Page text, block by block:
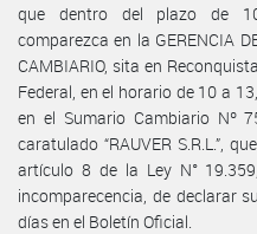
que dentro del plazo de
comparezca en la GERENCIA
CAMBIARIO, sita en
Federal, en el horario de 10 a
en el Sumario Cambiario Nº
caratulado “RAUVER S.R.L.”,
artículo 8 de la Ley N°
incomparecencia, de declarar
días en el Boletín Oficial.